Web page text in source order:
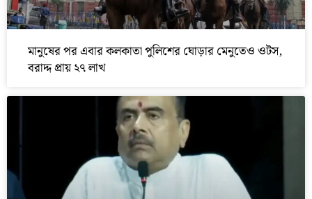
মানুষের পর এবার কলকাতা পুলিশের ঘোড়ার মেনুতেও ওটস,
বরাদ্দ প্রায় ২৭ লাখ